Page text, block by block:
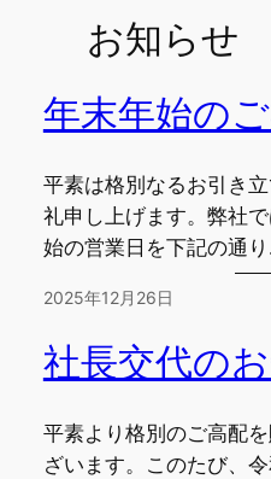
お知らせ
年末年始の
平素は格別なるお引き
礼申し上げます。弊社
始の営業日を下記の通
2025年12月26日
社長交代の
平素より格別のご高配
ざいます。このたび、